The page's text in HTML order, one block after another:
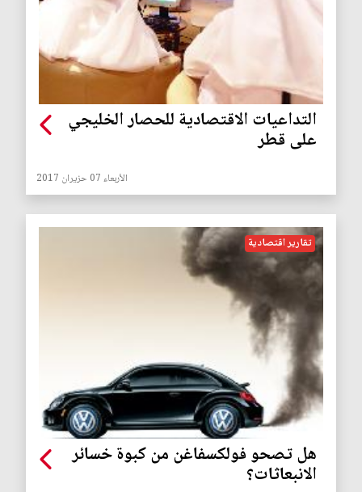
التداعيات الاقتصادية للحصار الخليجي
على قطر
الأربعاء 07 حزيران 2017
تقارير اقتصادية
هل تصحو فولكسفاغن من كبوة خسائر
الانبعاثات؟